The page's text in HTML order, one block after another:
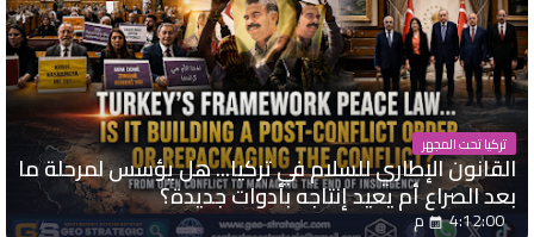
تركيا تحت المجهر
القانون الإطاري للسلام في تركيا... هل يؤسس لمرحلة ما
بعد الصراع أم يعيد إنتاجه بأدوات جديدة؟
4:12:00 م